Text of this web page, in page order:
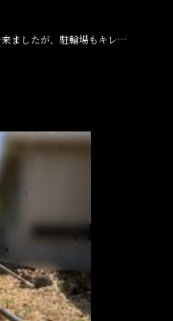
ましたが、駐輪場もキレ…